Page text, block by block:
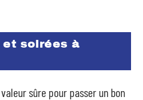
soirées à
sûre pour passer un bon